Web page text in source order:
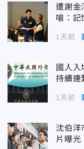
遭謝金
嗆：記
1天前
國人入
持續連
1天前
沈伯洋
片曝